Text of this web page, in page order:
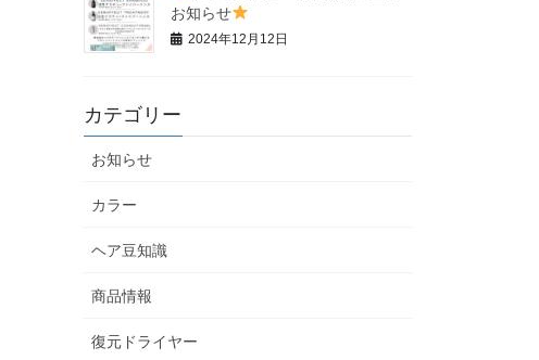
お知らせ
2024年12月12日
カテゴリー
お知らせ
カラー
ヘア豆知識
商品情報
復元ドライヤー